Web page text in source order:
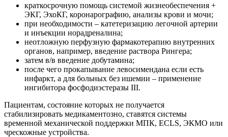
краткосрочную помощь системой жизнеобеспечения +
ЭКГ, ЭхоКГ, коронарографию, анализы крови и мочи;
при необходимости – катетеризацию легочной артерии
и инъекции норадреналина;
неотложную перфузную фармакотерапию внутренних
органов, например, введение раствора Рингера;
затем в/в введение добутамина;
после чего прокапывание левосимендана если есть
инфаркт, а для больных без ишемии – применение
ингибитора фосфодиэстеразы III.
Пациентам, состояние которых не получается
стабилизировать медикаментозно, ставятся системы
временной механической поддержки МПК, ECLS, ЭКМО или
чрескожные устройства.